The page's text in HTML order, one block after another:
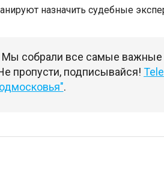
назначить судебные
Мы собрали все самые
пропусти, подписывайся!
.